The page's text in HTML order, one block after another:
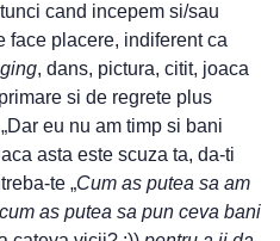
cand incepem si/sau
face placere, indiferent ca
, dans, pictura, citit, joaca
si de regrete plus
eu nu am timp si bani
asta este scuza ta, da-ti
te „Cum as putea sa am
as putea sa pun ceva bani